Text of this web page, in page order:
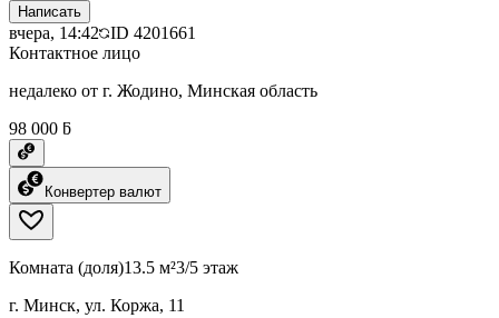
Написать
вчера, 14:42 ID 4201661
Контактное лицо
недалеко от г. Жодино, Минская область
98 000 ƃ
Конвертер валют
Комната (доля)13.5 м²3/5 этаж
г. Минск, ул. Коржа, 11